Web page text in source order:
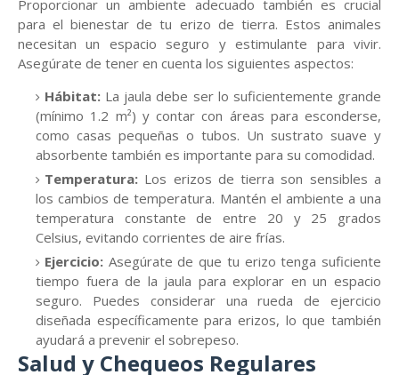
Proporcionar un ambiente adecuado también es crucial
para el bienestar de tu erizo de tierra. Estos animales
necesitan un espacio seguro y estimulante para vivir.
Asegúrate de tener en cuenta los siguientes aspectos:
Hábitat: La jaula debe ser lo suficientemente grande
(mínimo 1.2 m²) y contar con áreas para esconderse,
como casas pequeñas o tubos. Un sustrato suave y
absorbente también es importante para su comodidad.
Temperatura: Los erizos de tierra son sensibles a
los cambios de temperatura. Mantén el ambiente a una
temperatura constante de entre 20 y 25 grados
Celsius, evitando corrientes de aire frías.
Ejercicio: Asegúrate de que tu erizo tenga suficiente
tiempo fuera de la jaula para explorar en un espacio
seguro. Puedes considerar una rueda de ejercicio
diseñada específicamente para erizos, lo que también
ayudará a prevenir el sobrepeso.
Salud y Chequeos Regulares